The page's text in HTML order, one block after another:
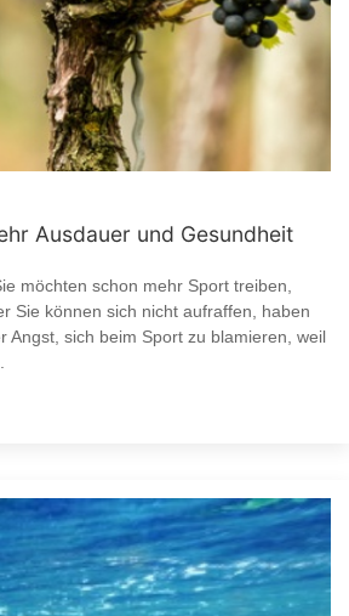
Ausdauer und Gesundheit
möchten schon mehr Sport treiben,
Sie können sich nicht aufraffen, haben
Angst, sich beim Sport zu blamieren, weil